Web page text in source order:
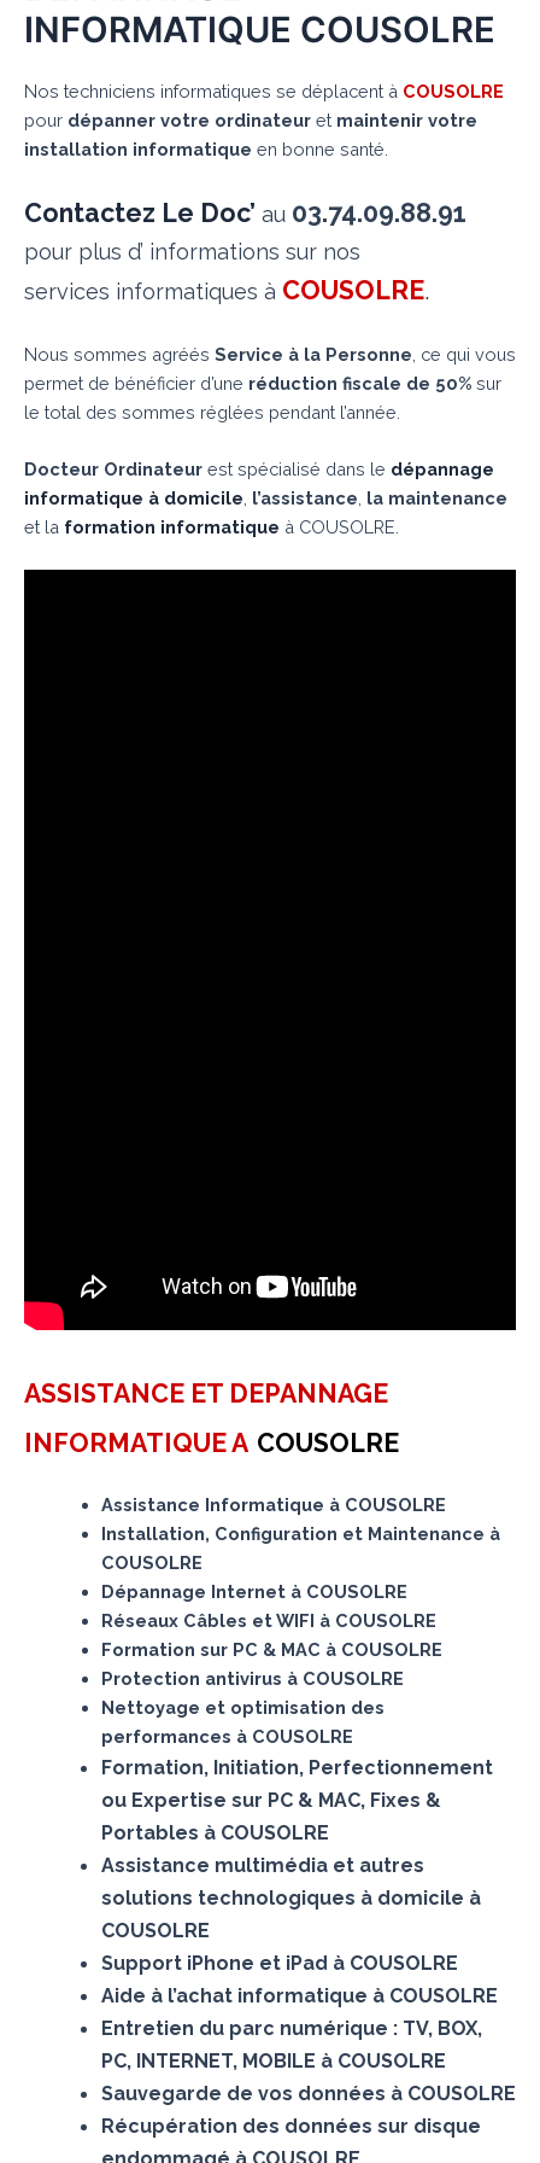
INFORMATIQUE COUSOLRE
Nos techniciens informatiques se déplacent à COUSOLRE
pour dépanner votre ordinateur et maintenir votre
installation informatique en bonne santé.
Contactez Le Doc’ au 03.74.09.88.91
pour plus d’ informations sur nos
services informatiques à COUSOLRE.
Nous sommes agréés Service à la Personne , ce qui vous
permet de bénéficier d’une réduction fiscale de 50% sur
le total des sommes réglées pendant l’année.
Docteur Ordinateur est spécialisé dans le dépannage
informatique à domicile l’assistance la maintenance
et la formation informatique à COUSOLRE.
ASSISTANCE ET DEPANNAGE
INFORMATIQUE A COUSOLRE
Assistance Informatique à COUSOLRE
Installation, Configuration et Maintenance à
COUSOLRE
Dépannage Internet à COUSOLRE
Réseaux Câbles et WIFI à COUSOLRE
Formation sur PC & MAC à COUSOLRE
Protection antivirus à COUSOLRE
Nettoyage et optimisation des
performances à COUSOLRE
Formation, Initiation, Perfectionnement
ou Expertise sur PC & MAC, Fixes &
Portables à COUSOLRE
Assistance multimédia et autres
solutions technologiques à domicile à
COUSOLRE
Support iPhone et iPad à COUSOLRE
Aide à l’achat informatique à COUSOLRE
Entretien du parc numérique : TV, BOX,
PC, INTERNET, MOBILE à COUSOLRE
Sauvegarde de vos données à COUSOLRE
Récupération des données sur disque
endommagé à COUSOLRE